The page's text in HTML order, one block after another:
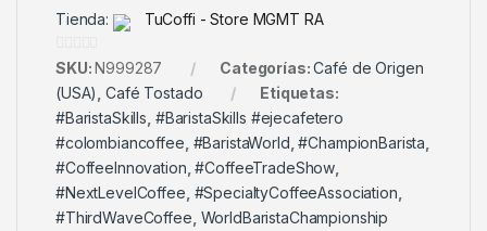
Tienda: TuCoffi - Store MGMT RA
0
d
e
5
SKU: N999287 Categorías:Café de Origen
(USA),Café Tostado
Etiquetas:
#BaristaSkills, #BaristaSkills #ejecafetero
#colombiancoffee, #BaristaWorld,#ChampionBarista,
#CoffeeInnovation,#CoffeeTradeShow,
#NextLevelCoffee, #SpecialtyCoffeeAssociation,
#ThirdWaveCoffee, WorldBaristaChampionship